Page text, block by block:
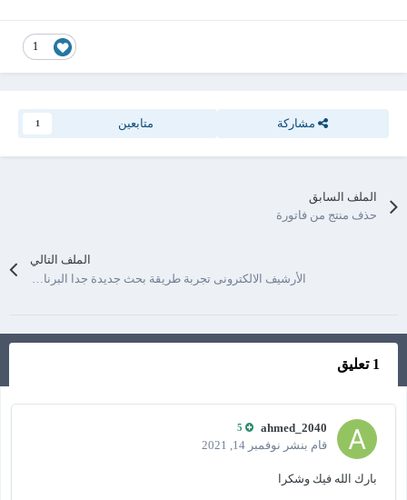
1
مشاركة متابعين 1
الملف السابق
حذف منتج من فاتورة
الملف التالي
1 تعليق
ahmed_2040
قام بنشر نوفمبر 14, 2021
بارك الله فيك وشكرا